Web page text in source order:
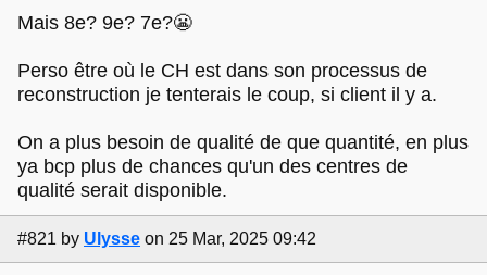
Mais 8e? 9e? 7e?😬
Perso être où le CH est dans son processus de
reconstruction je tenterais le coup, si client il y a.
On a plus besoin de qualité de que quantité, en plus
ya bcp plus de chances qu'un des centres de
qualité serait disponible.
#821 by Ulysse on 25 Mar, 2025 09:42